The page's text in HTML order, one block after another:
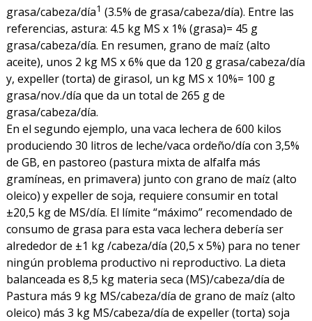
grasa/cabeza/día1 (3.5% de grasa/cabeza/día). Entre las
referencias, astura: 4.5 kg MS x 1% (grasa)= 45 g
grasa/cabeza/día. En resumen, grano de maíz (alto
aceite), unos 2 kg MS x 6% que da 120 g grasa/cabeza/día
y, expeller (torta) de girasol, un kg MS x 10%= 100 g
grasa/nov./día que da un total de 265 g de
grasa/cabeza/día.
En el segundo ejemplo, una vaca lechera de 600 kilos
produciendo 30 litros de leche/vaca ordeño/día con 3,5%
de GB, en pastoreo (pastura mixta de alfalfa más
gramíneas, en primavera) junto con grano de maíz (alto
oleico) y expeller de soja, requiere consumir en total
±20,5 kg de MS/día. El límite “máximo” recomendado de
consumo de grasa para esta vaca lechera debería ser
alrededor de ±1 kg /cabeza/día (20,5 x 5%) para no tener
ningún problema productivo ni reproductivo. La dieta
balanceada es 8,5 kg materia seca (MS)/cabeza/día de
Pastura más 9 kg MS/cabeza/día de grano de maíz (alto
oleico) más 3 kg MS/cabeza/día de expeller (torta) soja